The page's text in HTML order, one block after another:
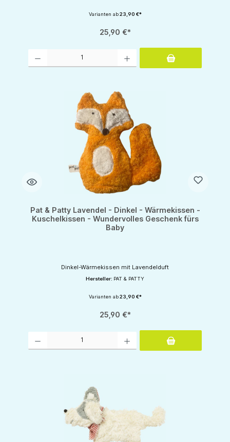
Varianten ab23,90 €*
25,90 €*
Pat & Patty Lavendel - Dinkel - Wärmekissen -
Kuschelkissen - Wundervolles Geschenk fürs
Baby
Dinkel-Wärmekissen mit Lavendelduft
Hersteller: PAT & PATTY
Varianten ab23,90 €*
25,90 €*